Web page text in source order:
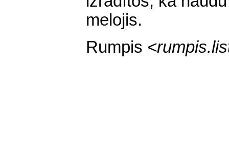
melojis.
Rumpis <